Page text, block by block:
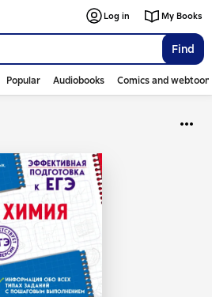
Find
Log in My Books
Popular Audiobooks Comics and